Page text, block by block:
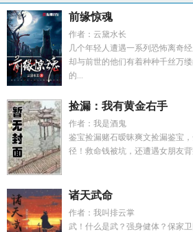
前缘惊魂
作者：云黛水长
几个年轻人遭遇一系列恐怖离奇
却与前世的他们有着种种千丝万
的...
捡漏：我有黄金右手
作者：我是酒鬼
鉴宝捡漏赌石暧昧爽文捡漏鉴宝
径！救命钱被坑，还遭遇女朋友
诸天武命
作者：我叫排云掌
武！什么是武？强身健体？保家